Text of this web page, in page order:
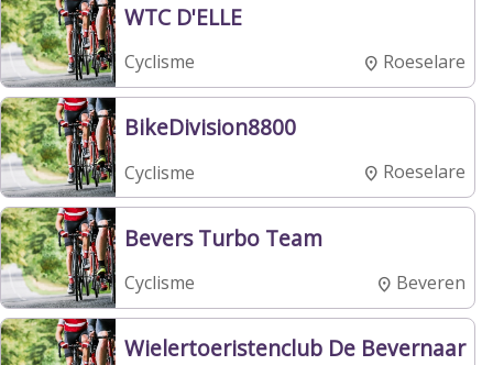
WTC D'ELLE
Cyclisme Roeselare
BikeDivision8800
Cyclisme Roeselare
Bevers Turbo Team
Cyclisme Beveren
Wielertoeristenclub De Bevernaar